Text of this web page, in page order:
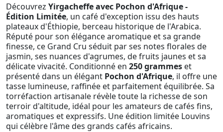
Découvrez Yirgacheffe avec Pochon d'Afrique -
Édition Limitée, un café d'exception issu des hauts
plateaux d'Éthiopie, berceau historique de l'Arabica.
Réputé pour son élégance aromatique et sa grande
finesse, ce Grand Cru séduit par ses notes florales de
jasmin, ses nuances d'agrumes, de fruits jaunes et sa
délicate vivacité. Conditionné en 250 grammes et
présenté dans un élégant Pochon d'Afrique, il offre une
tasse lumineuse, raffinée et parfaitement équilibrée. Sa
torréfaction artisanale révèle toute la richesse de son
terroir d'altitude, idéal pour les amateurs de cafés fins,
aromatiques et expressifs. Une édition limitée Louvins
qui célèbre l'âme des grands cafés africains.